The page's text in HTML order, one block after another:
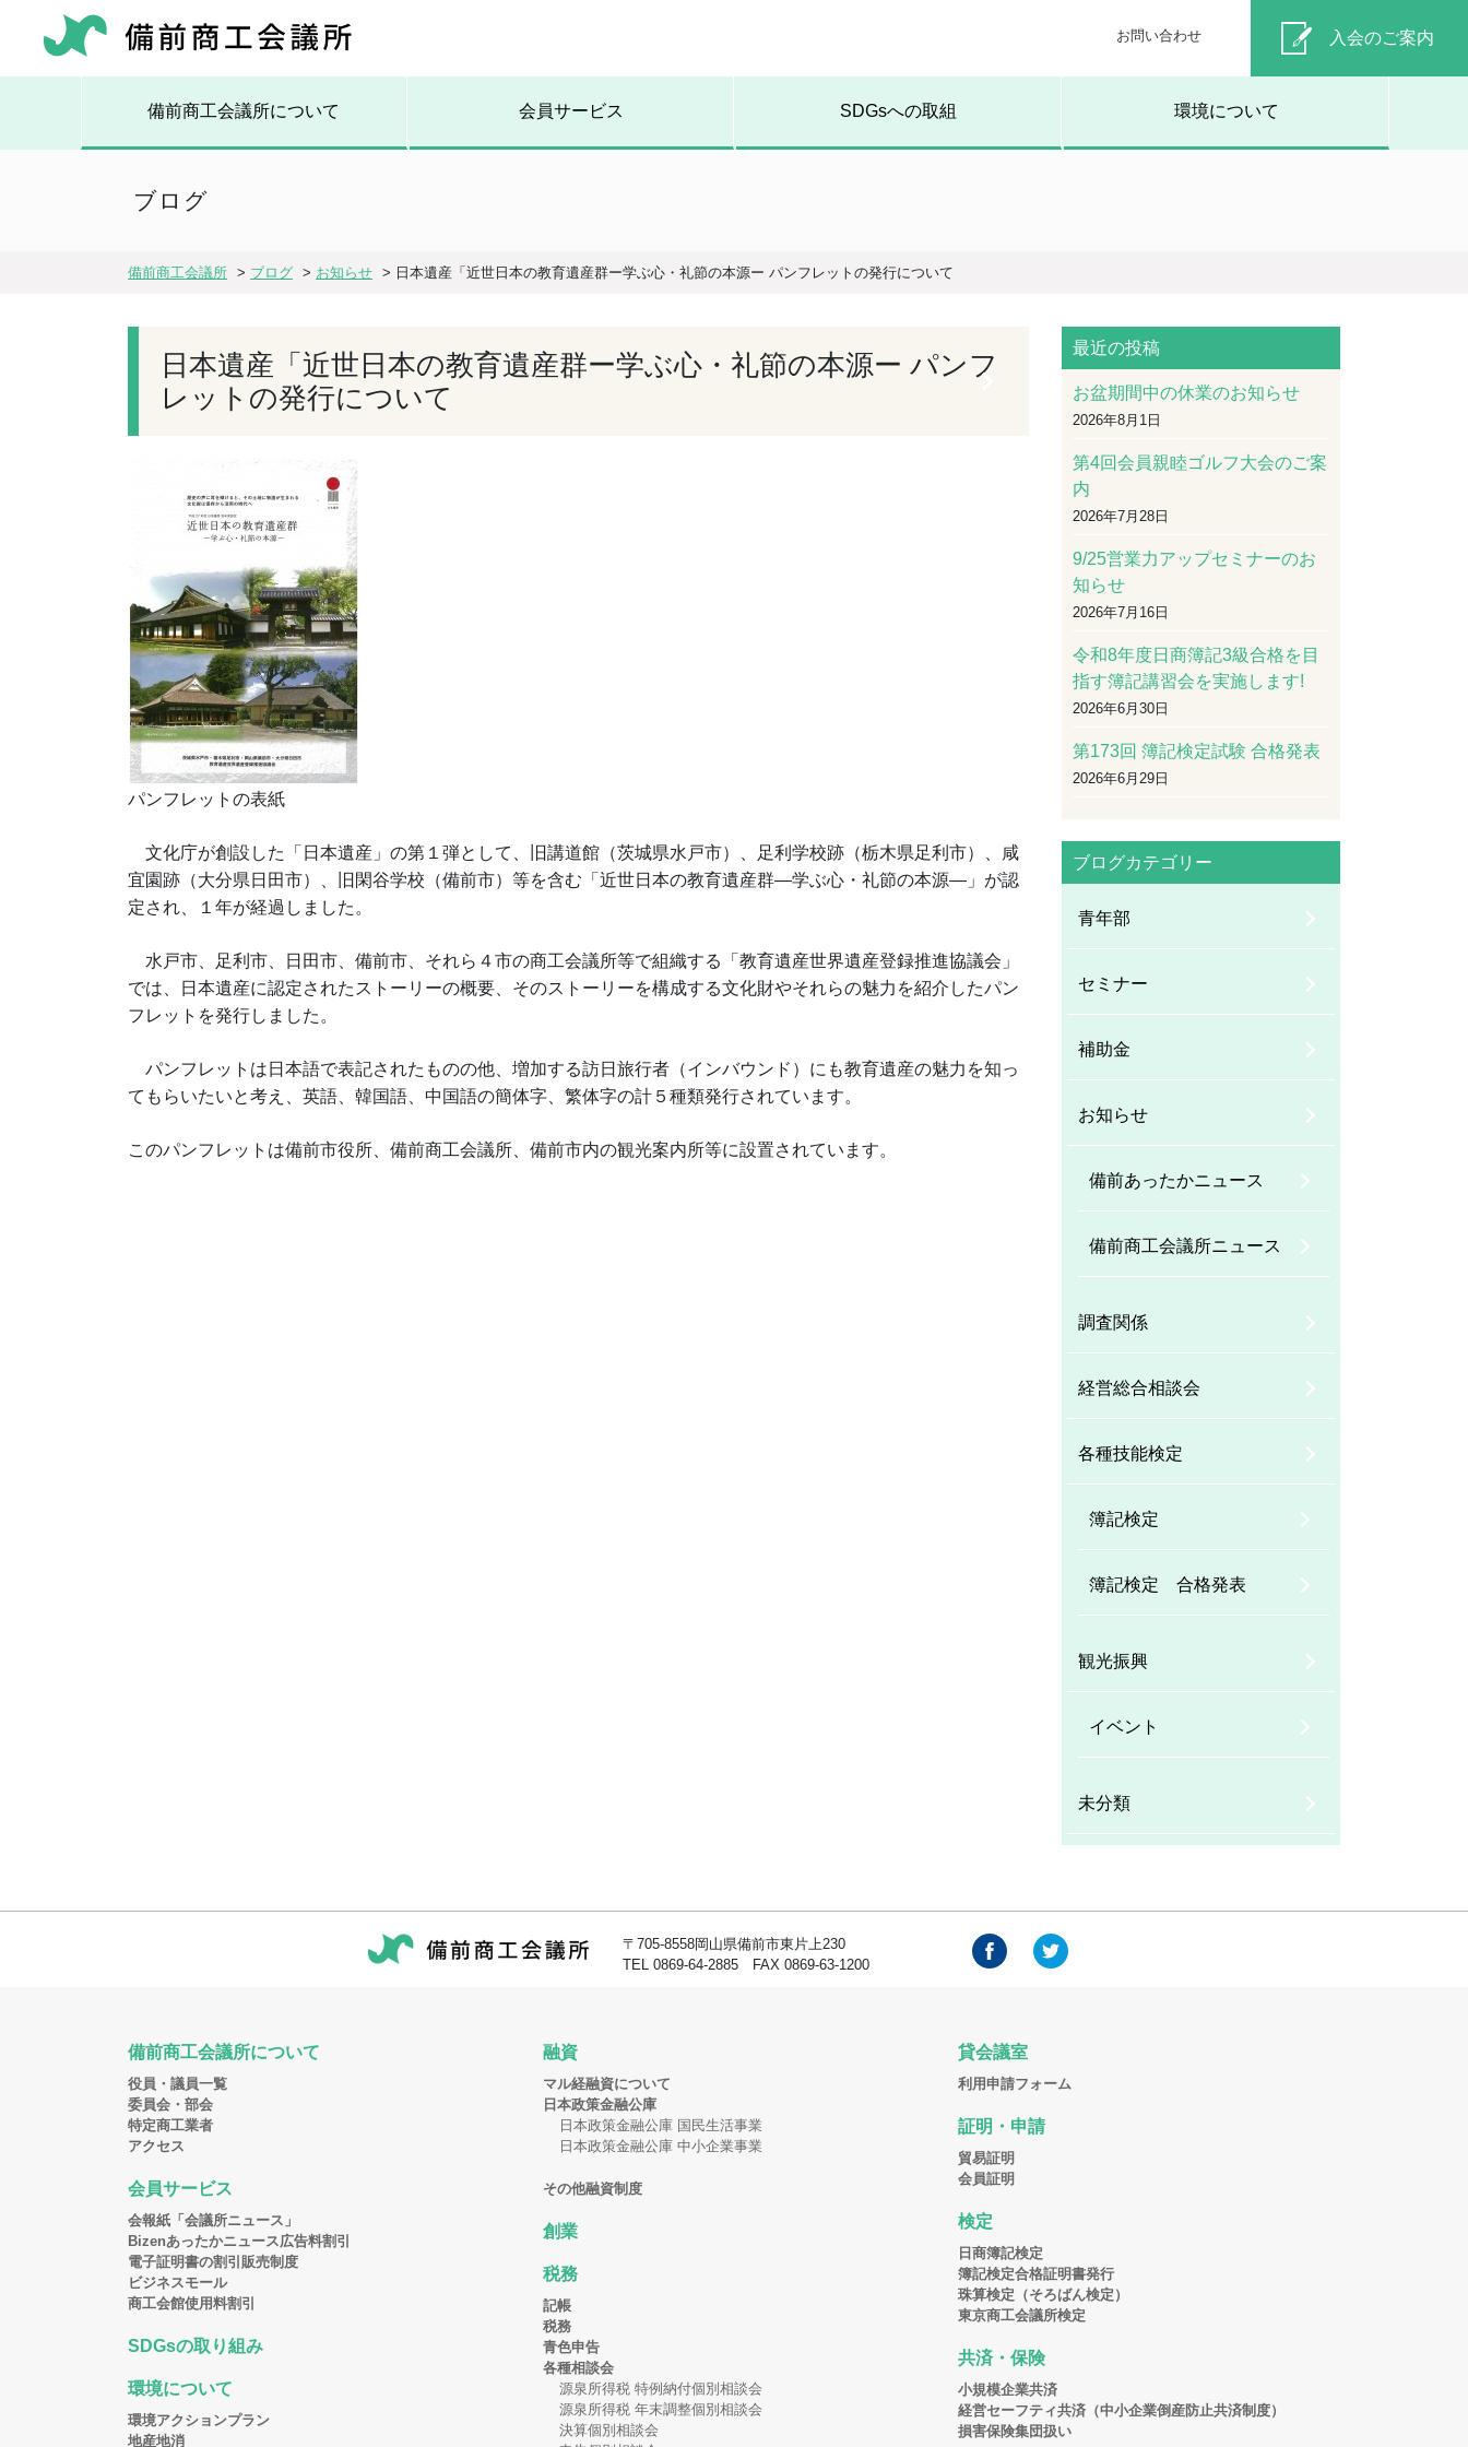
お問い合わせ 入会のご案内
備前商工会議所について 会員サービス SDGsへの取組 環境について
ブログ
備前商工会議所 > ブログ > お知らせ > 日本遺産「近世日本の教育遺産群ー学ぶ心・礼節の本源ー パンフレットの発行について
日本遺産「近世日本の教育遺産群ー学ぶ心・礼節の本源ー パンフ
レットの発行について
パンフレットの表紙
文化庁が創設した「日本遺産」の第１弾として、旧講道館（茨城県水戸市）、足利学校跡（栃木県足利市）、咸
宜園跡（大分県日田市）、旧閑谷学校（備前市）等を含む「近世日本の教育遺産群―学ぶ心・礼節の本源―」が認
定され、１年が経過しました。
水戸市、足利市、日田市、備前市、それら４市の商工会議所等で組織する「教育遺産世界遺産登録推進協議会」
では、日本遺産に認定されたストーリーの概要、そのストーリーを構成する文化財やそれらの魅力を紹介したパン
フレットを発行しました。
パンフレットは日本語で表記されたものの他、増加する訪日旅行者（インバウンド）にも教育遺産の魅力を知っ
てもらいたいと考え、英語、韓国語、中国語の簡体字、繁体字の計５種類発行されています。
このパンフレットは備前市役所、備前商工会議所、備前市内の観光案内所等に設置されています。
最近の投稿
お盆期間中の休業のお知らせ
2026年8月1日
第4回会員親睦ゴルフ大会のご案
内
2026年7月28日
9/25営業力アップセミナーのお
知らせ
2026年7月16日
令和8年度日商簿記3級合格を目
指す簿記講習会を実施します!
2026年6月30日
第173回 簿記検定試験 合格発表
2026年6月29日
ブログカテゴリー
青年部
セミナー
補助金
お知らせ
備前あったかニュース
備前商工会議所ニュース
調査関係
経営総合相談会
各種技能検定
簿記検定
簿記検定 合格発表
観光振興
イベント
未分類
〒705-8558岡山県備前市東片上230
TEL 0869-64-2885 FAX 0869-63-1200
備前商工会議所について
役員・議員一覧
委員会・部会
特定商工業者
アクセス
会員サービス
会報紙「会議所ニュース」
Bizenあったかニュース広告料割引
電子証明書の割引販売制度
ビジネスモール
商工会館使用料割引
SDGsの取り組み
環境について
環境アクションプラン
地産地消
融資
マル経融資について
日本政策金融公庫
日本政策金融公庫 国民生活事業
日本政策金融公庫 中小企業事業
その他融資制度
創業
税務
記帳
税務
青色申告
各種相談会
源泉所得税 特例納付個別相談会
源泉所得税 年末調整個別相談会
決算個別相談会
貸会議室
利用申請フォーム
証明・申請
貿易証明
会員証明
検定
日商簿記検定
簿記検定合格証明書発行
珠算検定（そろばん検定）
東京商工会議所検定
共済・保険
小規模企業共済
経営セーフティ共済（中小企業倒産防止共済制度）
損害保険集団扱い